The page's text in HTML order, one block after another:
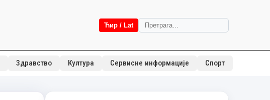
Ћир / Lat
Здравство Култура Сервисне информације Спорт